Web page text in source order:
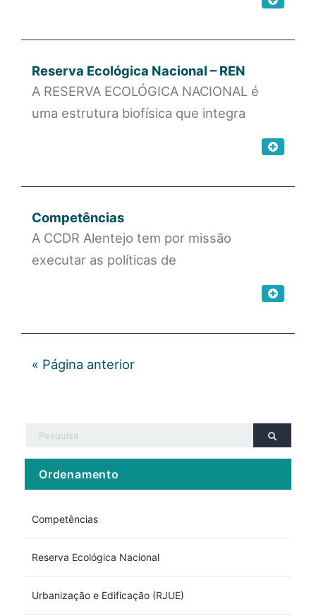
Reserva Ecológica Nacional – REN
A RESERVA ECOLÓGICA NACIONAL é
uma estrutura biofísica que integra
Competências
A CCDR Alentejo tem por missão
executar as políticas de
« Página anterior
Ordenamento
Competências
Reserva Ecológica Nacional
Urbanização e Edificação (RJUE)